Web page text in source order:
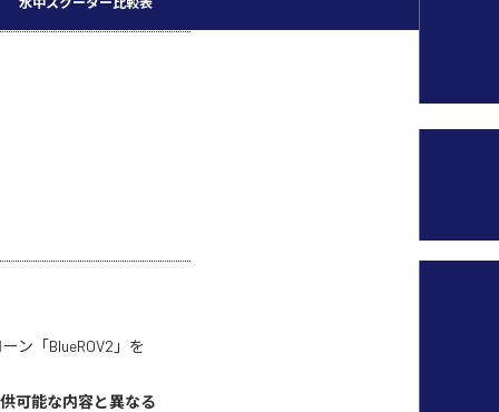
ン「BlueROV2」を
可能な内容と異なる